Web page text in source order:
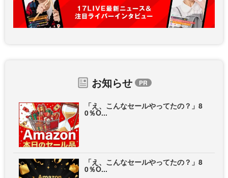
お知らせ
「え、こんなセールやってたの？」8
0％O...
「え、こんなセールやってたの？」8
0％O...